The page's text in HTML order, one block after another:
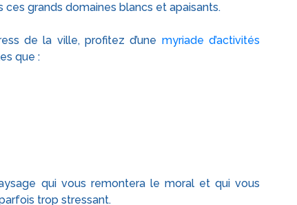
grands domaines blancs et apaisants.
de la ville, profitez d’une myriade d’activités
que :
qui vous remontera le moral et qui vous
trop stressant.